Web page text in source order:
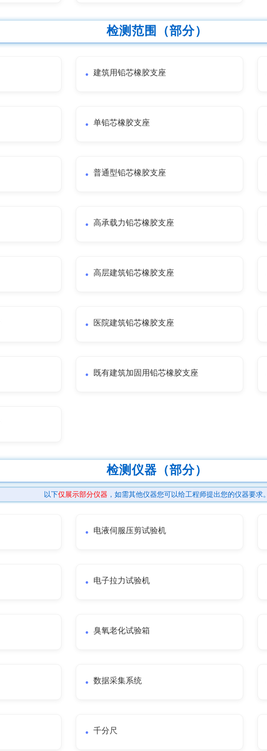
检测范围（部分）
建筑用铅芯橡胶支座
单铅芯橡胶支座
普通型铅芯橡胶支座
高承载力铅芯橡胶支座
高层建筑铅芯橡胶支座
医院建筑铅芯橡胶支座
既有建筑加固用铅芯橡胶支座
检测仪器（部分）
以下仅展示部分仪器 ，如需其他仪器您可以给工程师提出您的仪器要求。
电液伺服压剪试验机
电子拉力试验机
臭氧老化试验箱
数据采集系统
千分尺